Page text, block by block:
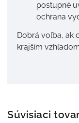
postupné
ochrana
Dobrá voľba, ak
krajším
Súvisiaci